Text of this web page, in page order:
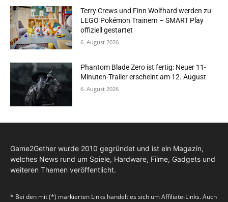
Terry Crews und Finn Wolfhard werden zu
LEGO Pokémon Trainern – SMART Play
offiziell gestartet
6. August 2026
Phantom Blade Zero ist fertig: Neuer 11-
Minuten-Trailer erscheint am 12. August
6. August 2026
Game2Gether wurde 2010 gegründet und ist ein Magazin,
welches News rund um Spiele, Hardware, Filme, Gadgets und
weiteren Themen veröffentlicht.
* Bei den mit (*) markierten Links handelt es sich um Affiliate-Links. Auch